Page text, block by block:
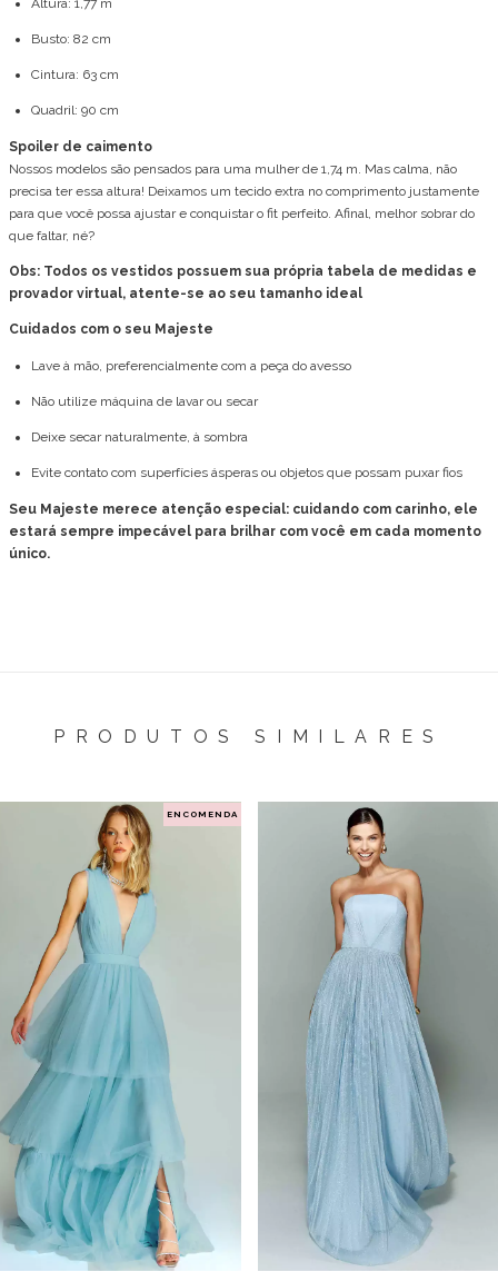
Busto: 82 cm
Cintura: 63 cm
Quadril: 90 cm
Spoiler de caimento
Nossos modelos são pensados para uma mulher de 1,74 m. Mas calma, não
precisa ter essa altura! Deixamos um tecido extra no comprimento justamente
para que você possa ajustar e conquistar o fit perfeito. Afinal, melhor sobrar do
que faltar, né?
Obs: Todos os vestidos possuem sua própria tabela de medidas e
provador virtual, atente-se ao seu tamanho ideal
Cuidados com o seu Majeste
Lave à mão, preferencialmente com a peça do avesso
Não utilize máquina de lavar ou secar
Deixe secar naturalmente, à sombra
Evite contato com superfícies ásperas ou objetos que possam puxar fios
Seu Majeste merece atenção especial: cuidando com carinho, ele
estará sempre impecável para brilhar com você em cada momento
único.
PRODUTOS SIMILARES
ENCOMENDA